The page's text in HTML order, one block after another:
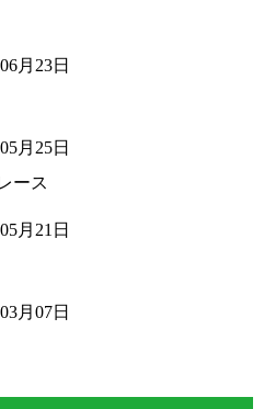
月23日
月25日
ース
月21日
月07日